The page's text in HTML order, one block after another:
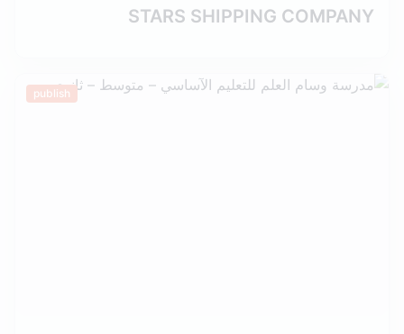
STARS SHIPPING COMPANY
publish